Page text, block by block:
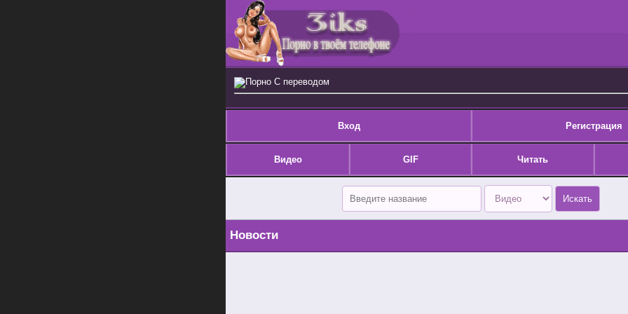
Порно С переводом
Вход Регистрация
Видео GIF Читать
Новости